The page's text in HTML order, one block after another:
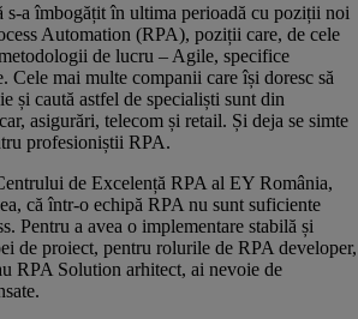
s-a îmbogățit în ultima perioadă cu poziții noi
Automation (RPA), poziții care, de cele
de lucru – Agile, specifice
Cele mai multe companii care își doresc să
și caută astfel de specialiști sunt din
asigurări, telecom și retail. Și deja se simte
profesioniștii RPA.
de Excelență RPA al EY România,
că într-o echipă RPA nu sunt suficiente
Pentru a avea o implementare stabilă și
de proiect, pentru rolurile de RPA developer,
RPA Solution arhitect, ai nevoie de